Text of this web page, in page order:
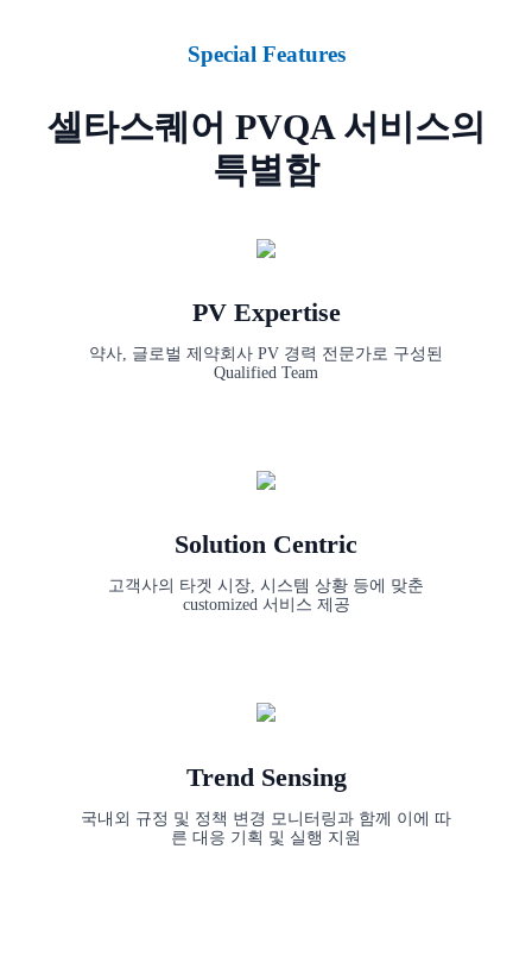
Special Features
셀타스퀘어 PVQA 서비스의
특별함
PV Expertise
약사, 글로벌 제약회사 PV 경력 전문가로 구성된
Qualified Team
Solution Centric
고객사의 타겟 시장, 시스템 상황 등에 맞춘
customized 서비스 제공
Trend Sensing
국내외 규정 및 정책 변경 모니터링과 함께 이에 따
른 대응 기획 및 실행 지원